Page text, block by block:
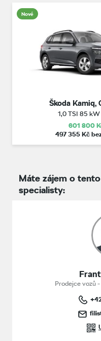
Nové
Škoda Kamiq,
1,0 TSI 85 kW
601 800
497 355 Kč
Máte zájem o
specialisty:
Prodejce vozů